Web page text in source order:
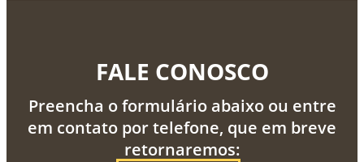
FALE CONOSCO
Preencha o formulário abaixo ou entre
em contato por telefone, que em breve
retornaremos: